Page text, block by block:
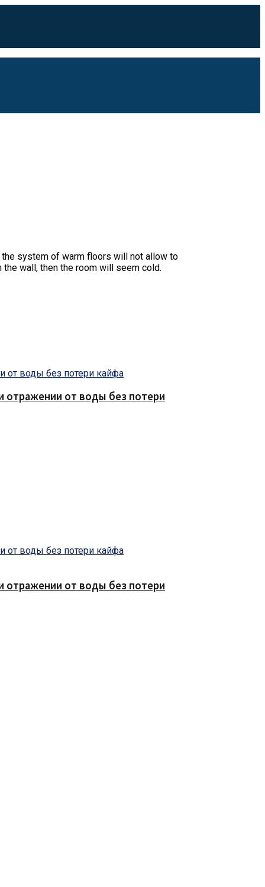
system of warm floors will not allow to
wall, then the room will seem cold.
отражении от воды без потери
отражении от воды без потери